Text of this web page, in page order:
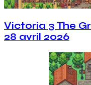
Victoria 3 The
28 avril 2026